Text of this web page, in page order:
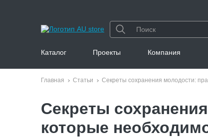
Каталог Проекты Компания
Главная Статьи Секреты сохранения молодости:
Секреты
которые